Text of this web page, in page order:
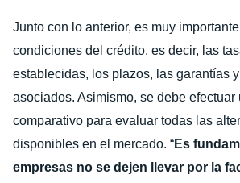
Junto con lo anterior, es muy
condiciones del crédito, es decir, las
establecidas, los plazos, las garantías
asociados. Asimismo, se debe efectuar
comparativo para evaluar todas las
disponibles en el mercado. “Es
empresas no se dejen llevar por la